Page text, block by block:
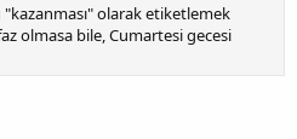
olarak etiketlemek
olmasa bile, Cumartesi gecesi